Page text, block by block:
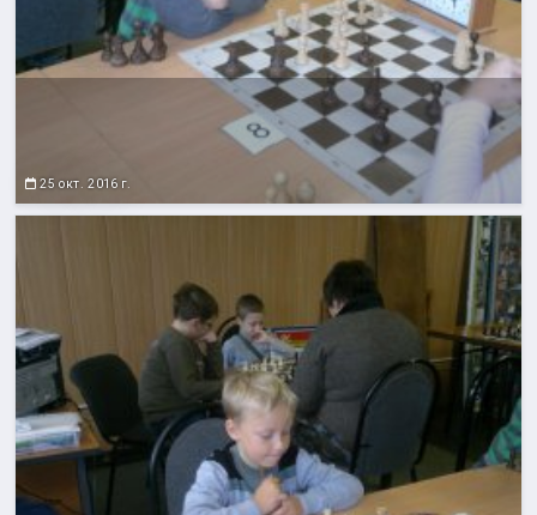
25 окт. 2016 г.